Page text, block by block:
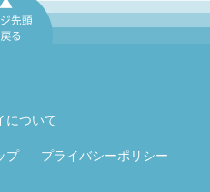
について
プ プライバシーポリシー